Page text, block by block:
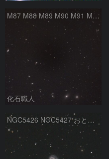
M87 M88 M89 M90 M91 M100 マルカリアンの銀河鎖 おとめ座 かみのけ座
化石職人
NGC5426 NGC5427 おとめ座